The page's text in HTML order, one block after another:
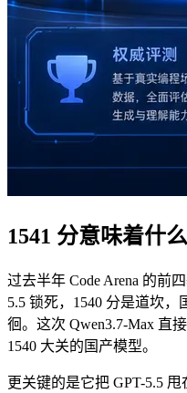
1541 分意味着什么
过去半年 Code Arena 的前
5.5 锁死，1540 分是道坎
徊。这次 Qwen3.7-Max 直
1540 大关的国产模型。
更关键的是它把 GPT-5.5